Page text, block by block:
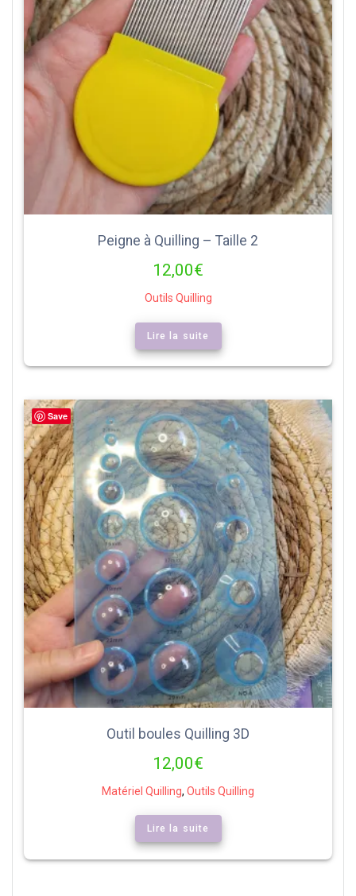
Peigne à Quilling – Taille 2
12,00€
Outils Quilling
Lire la suite
Save
Outil boules Quilling 3D
12,00€
Matériel Quilling, Outils Quilling
Lire la suite